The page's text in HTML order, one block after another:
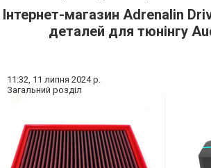
Інтернет-магазин Adrenalin
деталей для тюнінгу
11:32, 11 липня 2024 р.
Загальний розділ